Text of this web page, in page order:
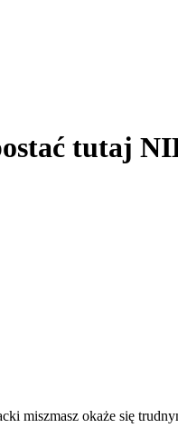
tutaj
miszmasz okaże się